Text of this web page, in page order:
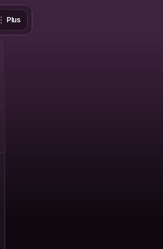
Plus